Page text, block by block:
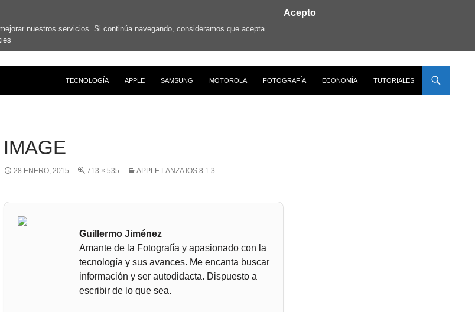
nuestros servicios. Si continúa navegando, consideramos que acepta
Acepto
TECNOLOGÍA
APPLE SAMSUNG MOTOROLA FOTOGRAFÍA ECONOMÍA TUTORIALES
IMAGE
28 ENERO, 2015 713 × 535 APPLE LANZA IOS 8.1.3
Guillermo Jiménez
Amante de la Fotografía y apasionado con la
tecnología y sus avances. Me encanta buscar
información y ser autodidacta. Dispuesto a
escribir de lo que sea.